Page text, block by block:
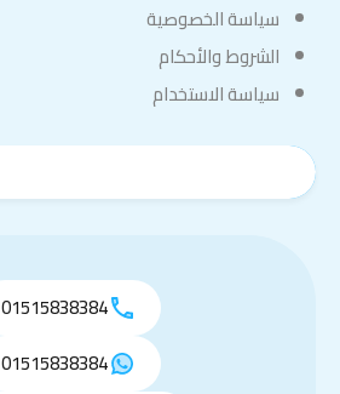
سياسة الخصوصية
الشروط والأحكام
سياسة الاستخدام
01515838384
01515838384